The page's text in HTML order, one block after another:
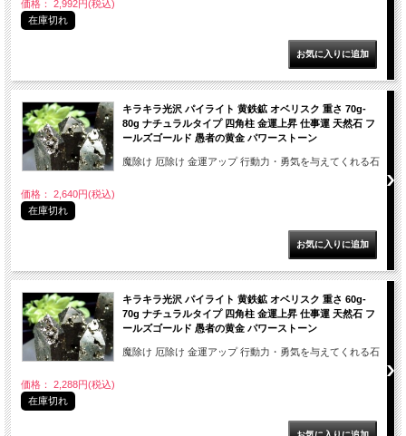
価格： 2,992円(税込)
在庫切れ
キラキラ光沢 パイライト 黄鉄鉱 オベリスク 重さ 70g-
80g ナチュラルタイプ 四角柱 金運上昇 仕事運 天然石 フ
ールズゴールド 愚者の黄金 パワーストーン
魔除け 厄除け 金運アップ 行動力・勇気を与えてくれる石
価格： 2,640円(税込)
在庫切れ
キラキラ光沢 パイライト 黄鉄鉱 オベリスク 重さ 60g-
70g ナチュラルタイプ 四角柱 金運上昇 仕事運 天然石 フ
ールズゴールド 愚者の黄金 パワーストーン
魔除け 厄除け 金運アップ 行動力・勇気を与えてくれる石
価格： 2,288円(税込)
在庫切れ